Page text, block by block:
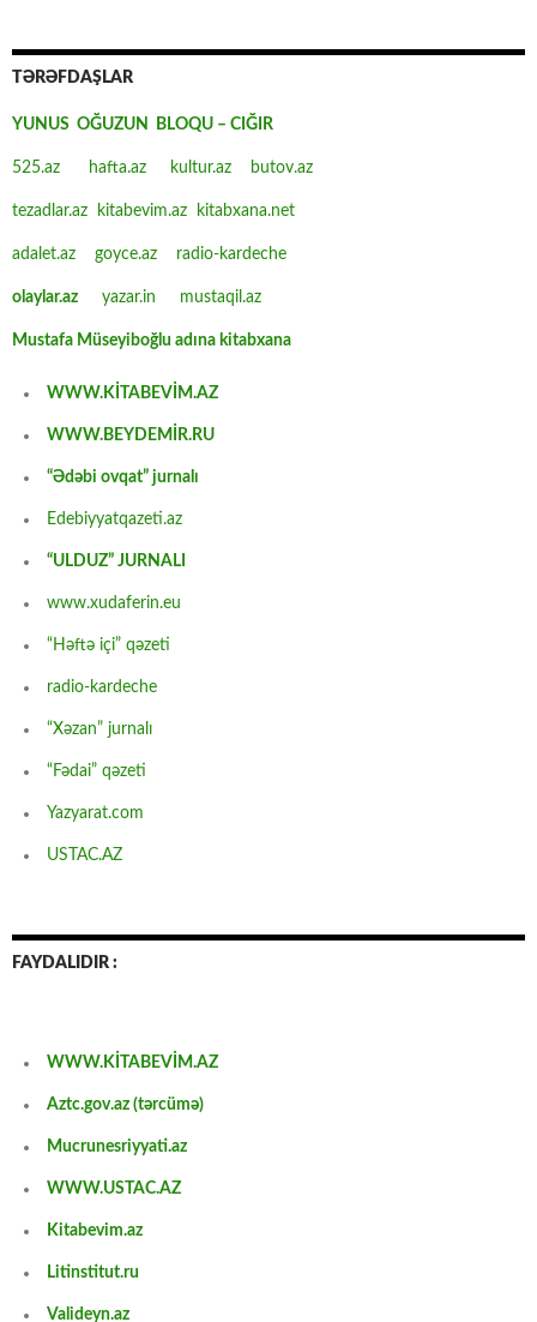
TƏRƏFDAŞLAR
YUNUS OĞUZUN BLOQU – CIĞIR
525.az hafta.az kultur.az butov.az
tezadlar.az kitabevim.az kitabxana.net
adalet.az goyce.az radio-kardeche
olaylar.az yazar.in mustaqil.az
Mustafa Müseyiboğlu adına kitabxana
WWW.KİTABEVİM.AZ
WWW.BEYDEMİR.RU
“Ədəbi ovqat” jurnalı
Edebiyyatqazeti.az
“ULDUZ” JURNALI
www.xudaferin.eu
“Həftə içi” qəzeti
radio-kardeche
“Xəzan” jurnalı
“Fədai” qəzeti
Yazyarat.com
USTAC.AZ
FAYDALIDIR :
WWW.KİTABEVİM.AZ
Aztc.gov.az (tərcümə)
Mucrunesriyyati.az
WWW.USTAC.AZ
Kitabevim.az
Litinstitut.ru
Valideyn.az